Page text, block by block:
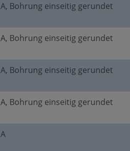
A, Bohrung einseitig gerundet
A, Bohrung einseitig gerundet
A, Bohrung einseitig gerundet
A, Bohrung einseitig gerundet
A